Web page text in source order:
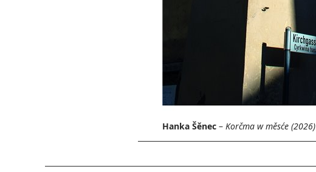
Hanka Šěnec – Korčma w měsće (2026)